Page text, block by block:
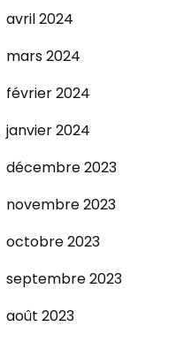
avril 2024
mars 2024
février 2024
janvier 2024
décembre 2023
novembre 2023
octobre 2023
septembre 2023
août 2023